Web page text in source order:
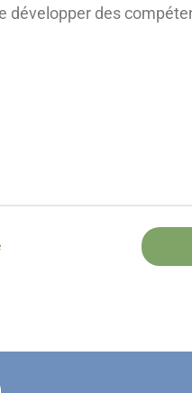
développer des